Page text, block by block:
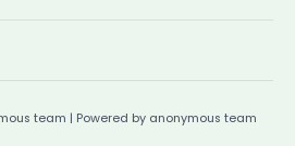
team | Powered by anonymous team